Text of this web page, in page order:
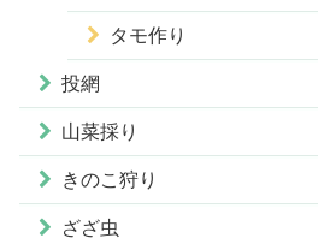
タモ作り
投網
山菜採り
きのこ狩り
ざざ虫